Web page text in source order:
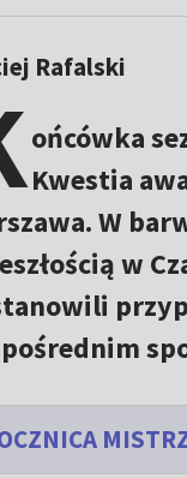
Rafalski
ońcówka
Kwestia
W
w